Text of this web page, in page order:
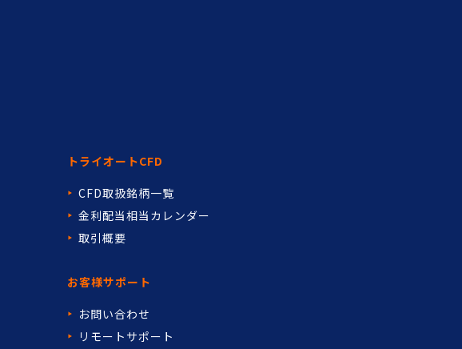
トライオートCFD
CFD取扱銘柄一覧
金利配当相当カレンダー
取引概要
お客様サポート
お問い合わせ
リモートサポート